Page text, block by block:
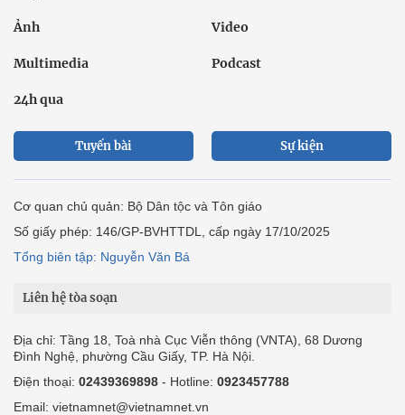
Ảnh Video
Multimedia Podcast
24h qua
Tuyến bài Sự kiện
Cơ quan chủ quản: Bộ Dân tộc và Tôn giáo
Số giấy phép: 146/GP-BVHTTDL, cấp ngày 17/10/2025
Tổng biên tập: Nguyễn Văn Bá
Liên hệ tòa soạn
Địa chỉ: Tầng 18, Toà nhà Cục Viễn thông (VNTA), 68 Dương
Đình Nghệ, phường Cầu Giấy, TP. Hà Nội.
Điện thoại: 02439369898 - Hotline: 0923457788
Email: vietnamnet@vietnamnet.vn